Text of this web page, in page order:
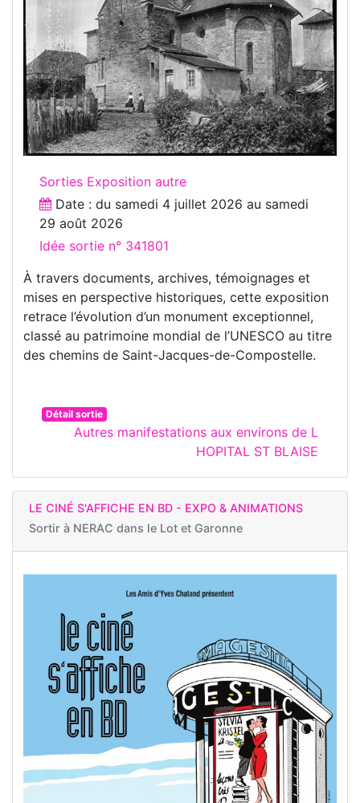
Sorties Exposition autre
Date : du samedi 4 juillet 2026 au samedi
29 août 2026
Idée sortie n° 341801
À travers documents, archives, témoignages et
mises en perspective historiques, cette exposition
retrace l’évolution d’un monument exceptionnel,
classé au patrimoine mondial de l’UNESCO au titre
des chemins de Saint-Jacques-de-Compostelle.
Détail sortie
Autres manifestations aux environs de L
HOPITAL ST BLAISE
LE CINÉ S'AFFICHE EN BD - EXPO & ANIMATIONS
Sortir à NERAC dans le Lot et Garonne